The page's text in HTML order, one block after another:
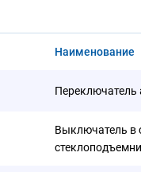
Наименование
Переключатель
Выключатель в